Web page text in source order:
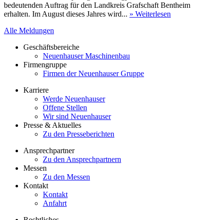
bedeutenden Auftrag für den Landkreis Grafschaft Bentheim
erhalten. Im August dieses Jahres wird... » Weiterlesen
Alle Meldungen
Geschäftsbereiche
Neuenhauser Maschinenbau
Firmengruppe
Firmen der Neuenhauser Gruppe
Karriere
Werde Neuenhauser
Offene Stellen
Wir sind Neuenhauser
Presse & Aktuelles
Zu den Presseberichten
Ansprechpartner
Zu den Ansprechpartnern
Messen
Zu den Messen
Kontakt
Kontakt
Anfahrt